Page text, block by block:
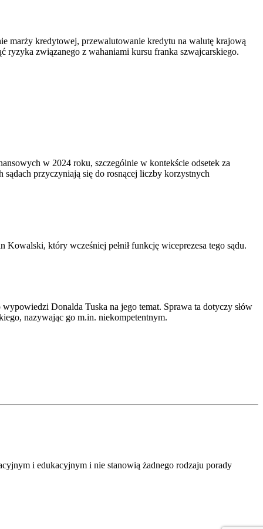
marży kredytowej, przewalutowanie kredytu na walutę krajową
związanego z wahaniami kursu franka szwajcarskiego.
w 2024 roku, szczególnie w kontekście odsetek za
przyczyniają się do rosnącej liczby korzystnych
który wcześniej pełnił funkcję wiceprezesa tego sądu.
Donalda Tuska na jego temat. Sprawa ta dotyczy słów
nazywając go m.in. niekompetentnym.
i edukacyjnym i nie stanowią żadnego rodzaju porady